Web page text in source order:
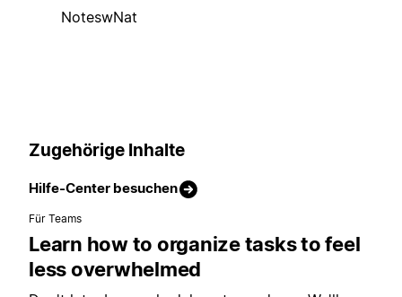
NoteswNat
Zugehörige Inhalte
Hilfe-Center besuchen
Für Teams
Learn how to organize tasks to feel
less overwhelmed